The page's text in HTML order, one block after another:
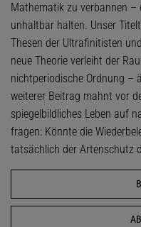
Mathematik zu verbannen –
unhaltbar halten. Unser
Thesen der Ultrafinitisten
neue Theorie verleiht der
nichtperiodische Ordnung –
weiterer Beitrag mahnt vor
spiegelbildliches Leben auf
fragen: Könnte die
tatsächlich der Artenschutz